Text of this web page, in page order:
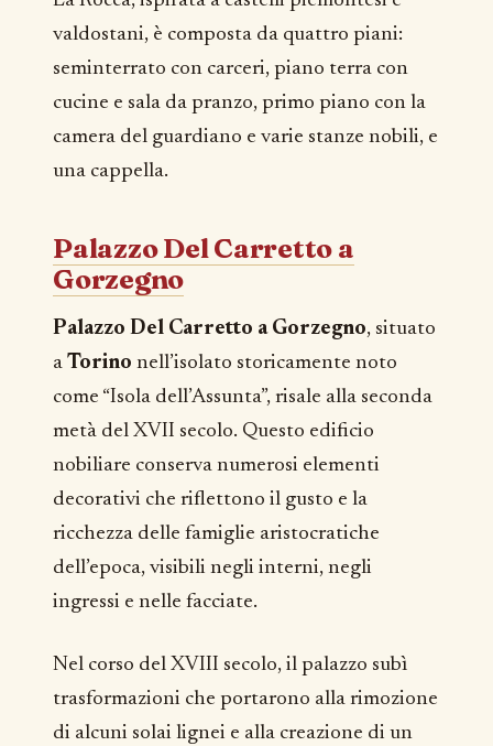
valdostani, è composta da quattro piani:
seminterrato con carceri, piano terra con
cucine e sala da pranzo, primo piano con la
camera del guardiano e varie stanze nobili, e
una cappella.
Palazzo Del Carretto a
Gorzegno
Palazzo Del Carretto a Gorzegno, situato
a Torino nell’isolato storicamente noto
come “Isola dell’Assunta”, risale alla seconda
metà del XVII secolo. Questo edificio
nobiliare conserva numerosi elementi
decorativi che riflettono il gusto e la
ricchezza delle famiglie aristocratiche
dell’epoca, visibili negli interni, negli
ingressi e nelle facciate.
Nel corso del XVIII secolo, il palazzo subì
trasformazioni che portarono alla rimozione
di alcuni solai lignei e alla creazione di un